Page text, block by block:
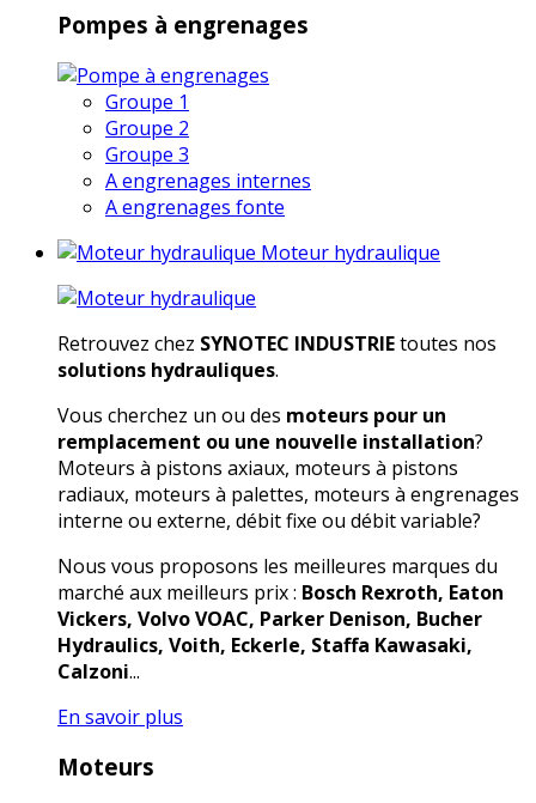
Pompes à engrenages
Groupe 1
Groupe 2
Groupe 3
A engrenages internes
A engrenages fonte
Moteur hydraulique
Retrouvez chez SYNOTEC INDUSTRIEtoutes nos
solutions hydrauliques.
Vous cherchez un ou des moteurs pour un
remplacement ou une nouvelle installation?
Moteurs à pistons axiaux, moteurs à pistons
radiaux, moteurs à palettes, moteurs à engrenages
interne ou externe, débit fixe ou débit variable?
Nous vous proposons les meilleures marques du
marché aux meilleurs prix : Bosch Rexroth, Eaton
Vickers, Volvo VOAC, Parker Denison, Bucher
Hydraulics, Voith, Eckerle, Staffa Kawasaki,
Calzoni...
En savoir plus
Moteurs